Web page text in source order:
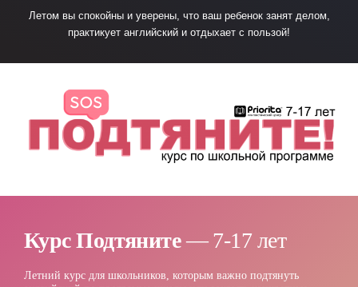
Летом вы спокойны и уверены, что ваш ребенок занят делом,
практикует английский и отдыхает с пользой!
Курс Подтяните— 7-17 лет
Летний курс для школьников, которым важно подтянуть